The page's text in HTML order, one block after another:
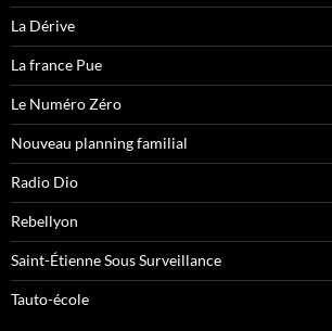
La Dérive
La france Pue
Le Numéro Zéro
Nouveau planning familial
Radio Dio
Rebellyon
Saint-Étienne Sous Surveillance
Tauto-école